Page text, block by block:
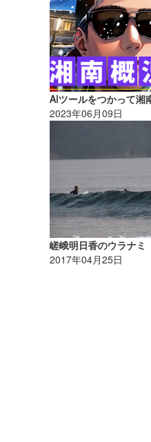
2023年06月09日
2017年04月25日